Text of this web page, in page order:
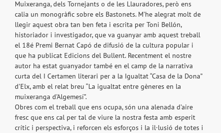
Muixeranga, dels Tornejants o de les Llauradores, però ens
calia un monogràfic sobre els Bastonets. M’he alegrat molt de
llegir aquest obra tan ben feta i escrita per Toni Bellón,
historiador i investigador, que va guanyar amb aquest treball
el 18é Premi Bernat Capó de difusió de la cultura popular i
que ha publicat Edicions del Bullent. Recentment el nostre
autor ha estat guanyador també en el camp de la narrativa
curta del I Certamen literari per a la Igualtat “Casa de la Dona”
d’Elx, amb el relat breu “La igualtat entre gèneres en la
muixeranga d’Algemesí”.
Obres com el treball que ens ocupa, són una alenada d’aire
fresc que ens cal per tal de viure la nostra festa amb esperit
crític i perspectiva, i reforcen els esforços i la il·lusió de totes i